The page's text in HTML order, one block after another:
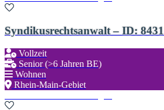
Syndikusrechtsanwalt – ID: 8431
Vollzeit
Senior (>6 Jahren BE)
Wohnen
Rhein-Main-Gebiet